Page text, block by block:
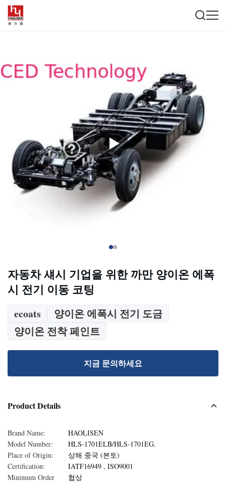
자동차 섀시 기업을 위한 까만 양이온 에폭
시 전기 이동 코팅
ecoats
양이온 에폭시 전기 도금
양이온 전착 페인트
지금 문의하세요
Product Details
Brand Name:
HAOLISEN
Model Number:
HLS-1701ELB/HLS-1701EG.
Place of Origin:
상해 중국 (본토)
Certification:
IATF16949 , ISO9001
Minimum Order
협상